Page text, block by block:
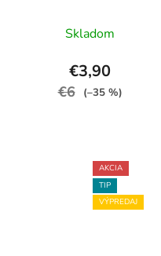
Skladom
€3,90
€6 (–35 %)
AKCIA
TIP
VÝPREDAJ